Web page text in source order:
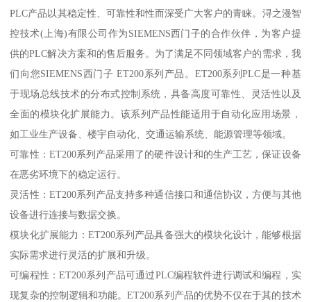
PLC产品以其稳定性、可靠性和性而深受广大客户的青睐。浔之漫智
控技术(上海)有限公司作为SIEMENS西门子的合作伙伴，为客户提
供的PLC解决方案和的售后服务。为了满足不同领域客户的需求，我
们向您SIEMENS西门子 ET200系列产品。ET200系列PLC是一种基
于现场总线技术的分布式控制系统，具备高度可靠性、灵活性以及
全面的模块化扩展能力。该系列产品性能适用于自动化应用场景，
如工业生产设备、楼宇自动化、交通运输系统、能源管理等领域。
可靠性：ET200系列产品采用了的硬件设计和的生产工艺，保证设备
在恶劣环境下的稳定运行。
灵活性：ET200系列产品支持多种通信接口和通信协议，方便与其他
设备进行连接与数据交换。
模块化扩展能力：ET200系列产品具备强大的模块化设计，能够根据
实际需求进行灵活的扩展和升级。
可编程性：ET200系列产品可通过PLC编程软件进行调试和编程，实
现复杂的控制逻辑和功能。ET200系列产品的优势不仅在于其的技术